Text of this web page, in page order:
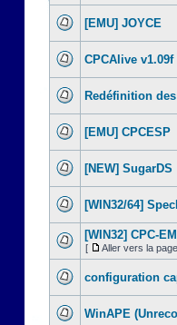
[EMU] JOYCE
CPCAlive v1.09f
Redéfinition
[EMU] CPCESP
[NEW] SugarDS
[WIN32/64]
[WIN32] CPC-
[ Aller vers la
configuration
WinAPE